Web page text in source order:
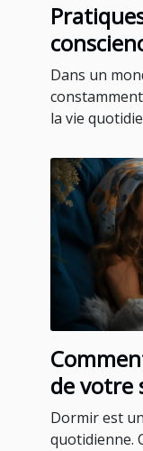
Dans un
la vie
de votre
Dormir est
quotidienne.